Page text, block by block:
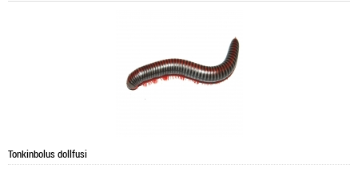
Tonkinbolus dollfusi